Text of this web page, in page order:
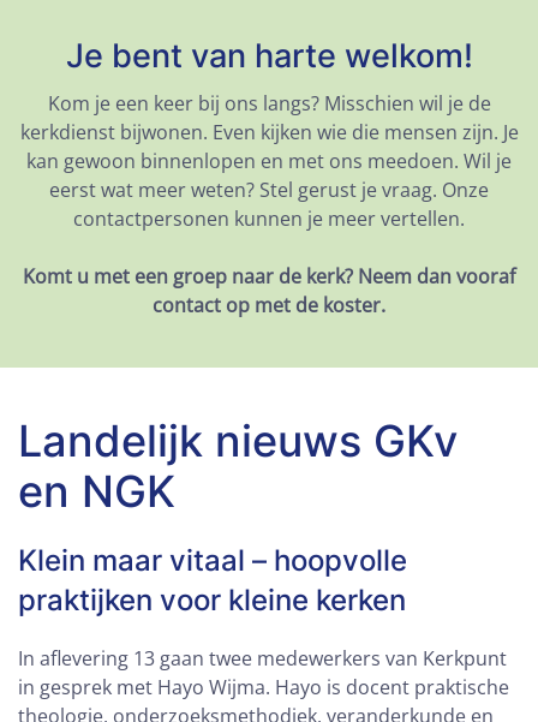
Je bent van harte welkom!
Kom je een keer bij ons langs? Misschien wil je de
kerkdienst bijwonen. Even kijken wie die mensen zijn. Je
kan gewoon binnenlopen en met ons meedoen. Wil je
eerst wat meer weten? Stel gerust je vraag. Onze
contactpersonen kunnen je meer vertellen.
Komt u met een groep naar de kerk? Neem dan vooraf
contact op met de koster.
Landelijk nieuws GKv
en NGK
Klein maar vitaal – hoopvolle
praktijken voor kleine kerken
In aflevering 13 gaan twee medewerkers van Kerkpunt
in gesprek met Hayo Wijma. Hayo is docent praktische
theologie, onderzoeksmethodiek, veranderkunde en